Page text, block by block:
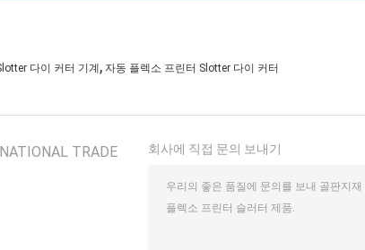
다이 커터 기계 , 자동 플렉소 프린터 Slotter 다이 커터
TRADE
회사에 직접 문의 보내기